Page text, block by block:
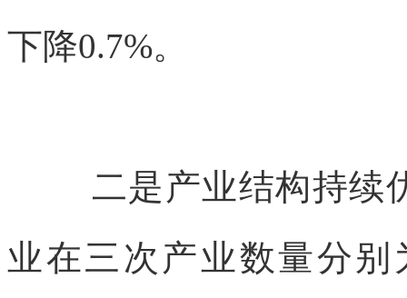
下降0.7%。
二是产业结构持续
业在三 次产业数量分别